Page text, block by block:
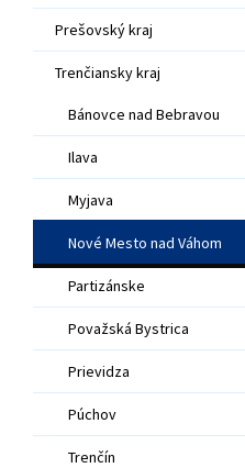
Prešovský kraj
Trenčiansky kraj
Bánovce nad Bebravou
Ilava
Myjava
Nové Mesto nad Váhom
Partizánske
Považská Bystrica
Prievidza
Púchov
Trenčín